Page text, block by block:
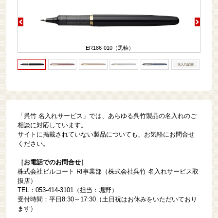
ER186-010（黒軸）
「呉竹 名入れサービス」では、あらゆる呉竹製品の名入れのご
相談に対応しています。
サイトに掲載されていない製品についても、お気軽にお問合せ
ください。
［お電話でのお問合せ］
株式会社ビルコート RI事業部（株式会社呉竹 名入れサービス取
扱店）
TEL：053-414-3101（担当：堀野）
受付時間：平日8:30～17:30（土日祝はお休みをいただいており
ます）